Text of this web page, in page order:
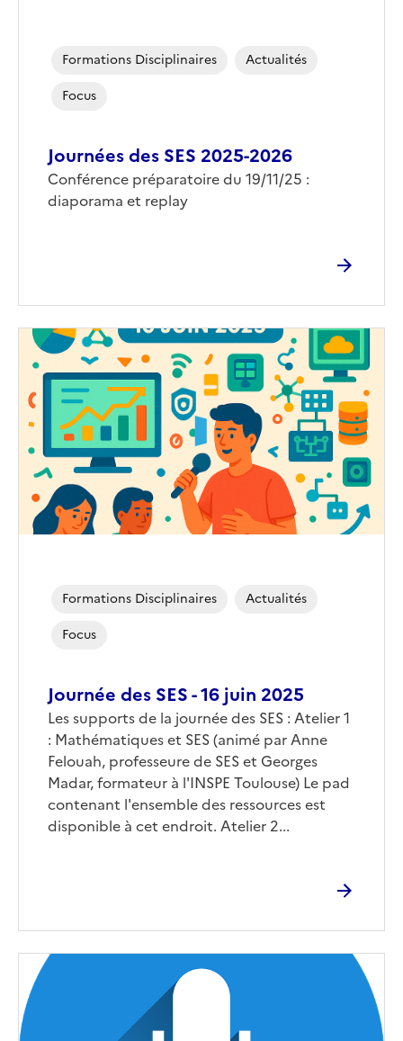
Journées des SES 2025-2026
Corps
Conférence préparatoire du 19/11/25 :
diaporama et replay
Formations Disciplinaires
Actualités
Focus
Journée des SES - 16 juin 2025
Corps
Les supports de la journée des SES : Atelier 1
: Mathématiques et SES (animé par Anne
Felouah, professeure de SES et Georges
Madar, formateur à l'INSPE Toulouse) Le pad
contenant l'ensemble des ressources est
disponible à cet endroit. Atelier 2...
Formations Disciplinaires
Actualités
Focus
Image
de
couverture
(conseillée)
Image
de
couverture
(conseillée)